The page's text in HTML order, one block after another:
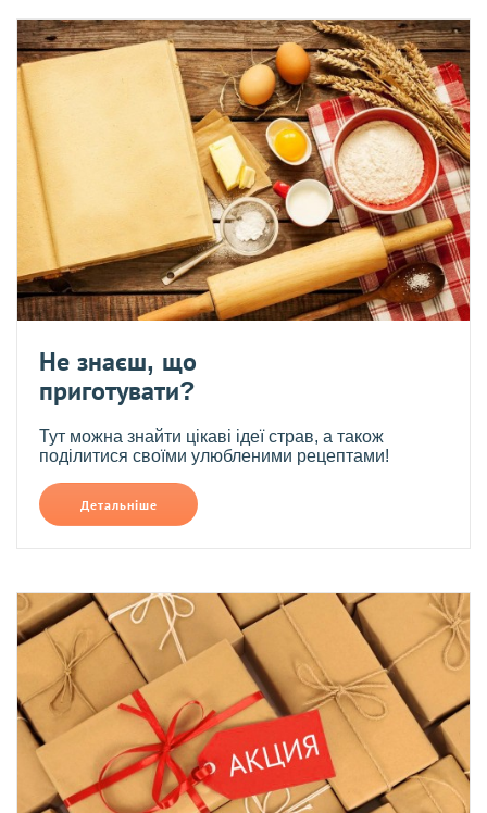
Не знаєш, що
приготувати?
Тут можна знайти цікаві ідеї страв, а також
поділитися своїми улюбленими рецептами!
Детальніше